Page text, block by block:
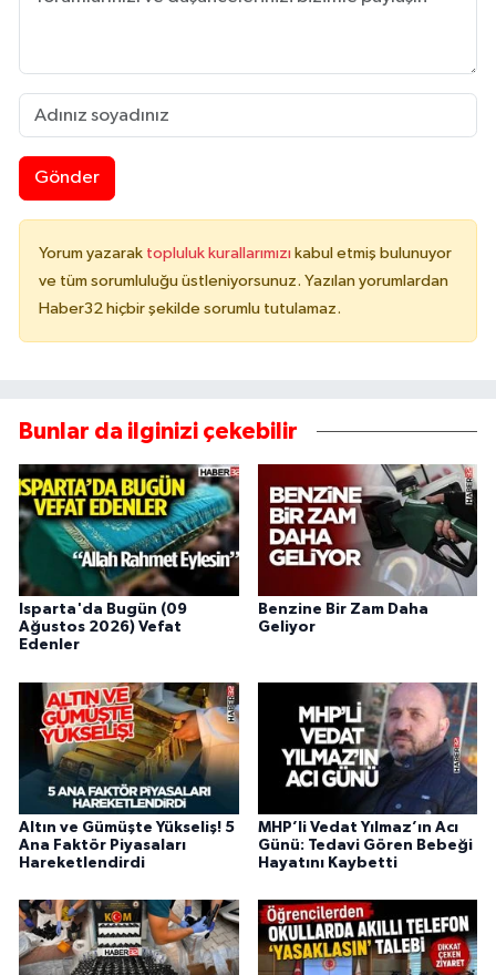
Gönder
Yorum yazarak topluluk kurallarımızı kabul etmiş bulunuyor
ve tüm sorumluluğu üstleniyorsunuz. Yazılan yorumlardan
Haber32 hiçbir şekilde sorumlu tutulamaz.
Bunlar da ilginizi çekebilir
Isparta'da Bugün (09
Ağustos 2026) Vefat
Edenler
Benzine Bir Zam Daha
Geliyor
Altın ve Gümüşte Yükseliş! 5
Ana Faktör Piyasaları
Hareketlendirdi
MHP’li Vedat Yılmaz’ın Acı
Günü: Tedavi Gören Bebeği
Hayatını Kaybetti